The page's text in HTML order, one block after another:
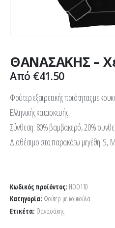
ΘΑΝΑΣΑΚΗΣ –
Από €41.50
Φούτερ εξαιρετικής ποιότητας με
Ελληνικής κατασκευής.
Σύνθεση: 80% βαμβακερό, 20%
Διαθέσιμο στα παρακάτω μεγέθη: S,
Κωδικός προϊόντος: HOO110
Κατηγορία: Φούτερ με κουκούλα
Ετικέτα: Θανασάκης